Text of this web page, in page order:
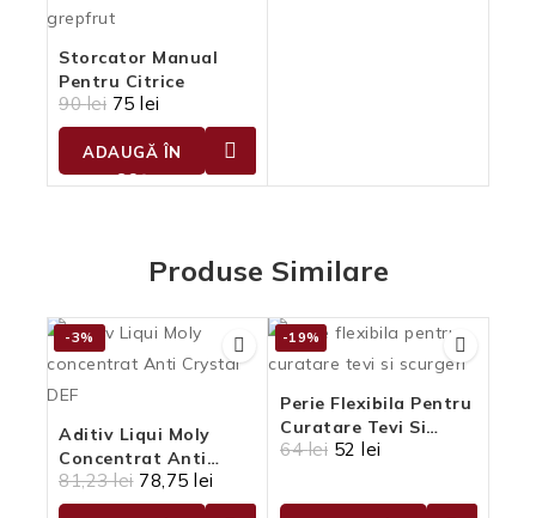
Storcator Manual
Pentru Citrice
90lei 75 lei
ADAUGĂ ÎN
COȘ
Produse Similare
-3%
Aditiv Liqui Moly
Concentrat Anti
Crystal DEF
81,23lei 78,75 lei
-19%
Perie Flexibila Pentru
Curatare Tevi Si
Scurgeri
64lei 52 lei